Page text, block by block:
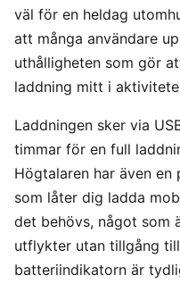
väl för en heldag
att många användare
uthålligheten som gör
laddning mitt i
Laddningen sker via
timmar för en full
Högtalaren har även
som låter dig ladda
det behövs, något som
utflykter utan tillgång
batteriindikatorn är